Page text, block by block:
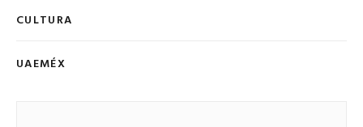
CULTURA
UAEMÉX